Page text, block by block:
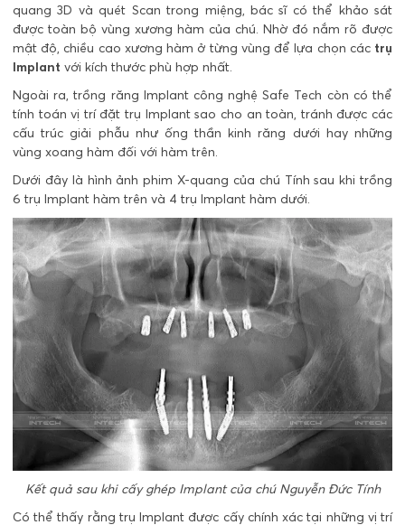
quang 3D và quét Scan trong miệng, bác sĩ có thể khảo sát
được toàn bộ vùng xương hàm của chú. Nhờ đó nắm rõ được
mật độ, chiều cao xương hàm ở từng vùng để lựa chọn các trụ
Implant với kích thước phù hợp nhất.
Ngoài ra, trồng răng Implant công nghệ Safe Tech còn có thể
tính toán vị trí đặt trụ Implant sao cho an toàn, tránh được các
cấu trúc giải phẫu như ống thần kinh răng dưới hay những
vùng xoang hàm đối với hàm trên.
Dưới đây là hình ảnh phim X-quang của chú Tính sau khi trồng
6 trụ Implant hàm trên và 4 trụ Implant hàm dưới.
Kết quả sau khi cấy ghép Implant của chú Nguyễn Đức Tính
Có thể thấy rằng trụ Implant được cấy chính xác tại những vị trí